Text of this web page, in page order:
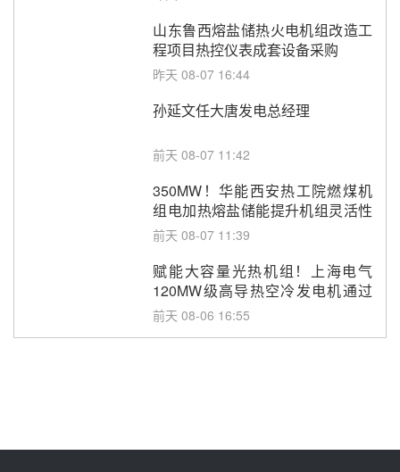
山东鲁西熔盐储热火电机组改造工
程项目热控仪表成套设备采购
昨天 08-07 16:44
孙延文任大唐发电总经理
前天 08-07 11:42
350MW！华能西安热工院燃煤机
组电加热熔盐储能提升机组灵活性
改造项目初步设计第三方评审服务
前天 08-07 11:39
赋能大容量光热机组！上海电气
120MW级高导热空冷发电机通过
型式试验
前天 08-06 16:55
100MW光工程性能试验采购